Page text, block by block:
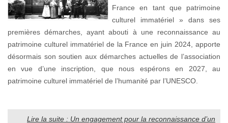
France en tant que patrimoine
culturel immatériel » dans ses
premières démarches, ayant abouti à une reconnaissance au
patrimoine culturel immatériel de la France en juin 2024, apporte
désormais son soutien aux démarches actuelles de l’association
en vue d’une inscription, que nous espérons en 2027, au
patrimoine culturel immatériel de l’humanité par l’UNESCO.
Lire la suite : Un engagement pour la reconnaissance d’un